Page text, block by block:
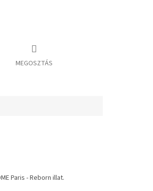
MEGOSZTÁS
Paris - Reborn illat.